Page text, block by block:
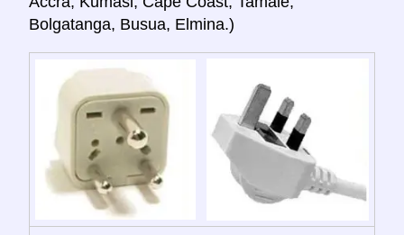
Bolgatanga, Busua, Elmina.)